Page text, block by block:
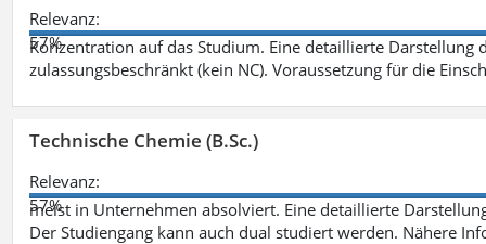
Relevanz:
57%
Konzentration auf das Studium. Eine detaillierte
zulassungsbeschränkt (kein NC). Voraussetzung für die
Technische Chemie (B.Sc.)
Relevanz:
57%
meist in Unternehmen absolviert. Eine detaillierte
Der Studiengang kann auch dual studiert werden. Nähere